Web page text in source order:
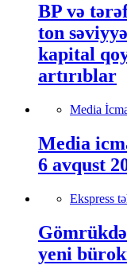
BP və
ton
kapital
artırıblar
Media
Media
6 avqust
Ekspress
yeni